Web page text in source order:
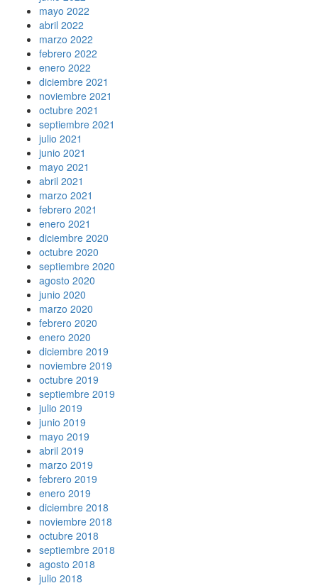
mayo 2022
abril 2022
marzo 2022
febrero 2022
enero 2022
diciembre 2021
noviembre 2021
octubre 2021
septiembre 2021
julio 2021
junio 2021
mayo 2021
abril 2021
marzo 2021
febrero 2021
enero 2021
diciembre 2020
octubre 2020
septiembre 2020
agosto 2020
junio 2020
marzo 2020
febrero 2020
enero 2020
diciembre 2019
noviembre 2019
octubre 2019
septiembre 2019
julio 2019
junio 2019
mayo 2019
abril 2019
marzo 2019
febrero 2019
enero 2019
diciembre 2018
noviembre 2018
octubre 2018
septiembre 2018
agosto 2018
julio 2018